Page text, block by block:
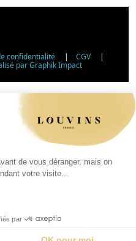
confidentialité | CGV |
par Graphik Impact
d'alcool
1 du Code de la santé
aux mineurs de
votre âge.
publique : la vente
18 ans est interdite.